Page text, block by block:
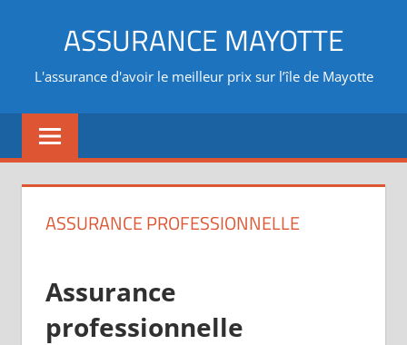
ASSURANCE MAYOTTE
L'assurance d'avoir le meilleur prix sur l’île de Mayotte
ASSURANCE PROFESSIONNELLE
Assurance
professionnelle